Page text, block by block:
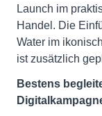
Launch im
Handel. Die
Water im
ist zusätzlich
Bestens